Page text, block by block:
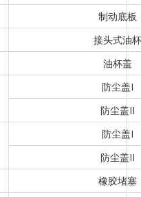
制动底板
接头式油杯
油杯盖
防尘盖I
防尘盖II
防尘盖I
防尘盖II
橡胶堵塞